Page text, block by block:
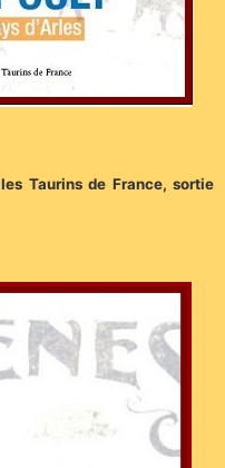
Taurins de France, sortie